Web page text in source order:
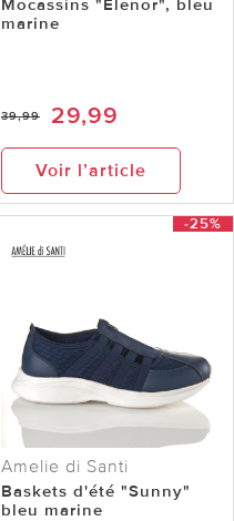
marine
39,99 29,99
Voir l’article
-25%
Amelie di Santi
Baskets d'été "Sunny"
bleu marine